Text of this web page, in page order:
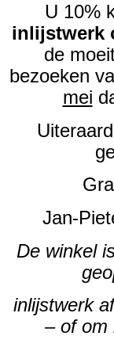
U 10%
inlijstwerk
de
bezoeken
mei
Jan-
De winkel
inlijstwerk
– of om